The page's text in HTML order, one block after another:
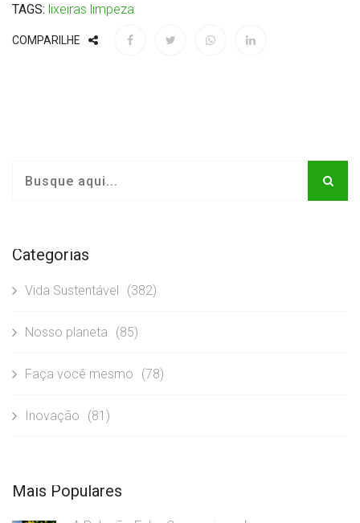
TAGS: lixeiras limpeza
COMPARILHE
Categorias
Vida Sustentável (382)
Nosso planeta (85)
Faça você mesmo (78)
Inovação (81)
Mais Populares